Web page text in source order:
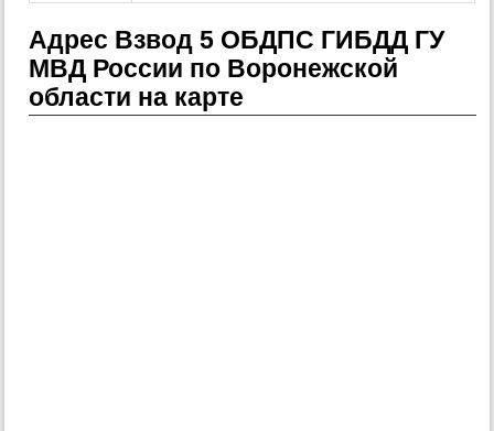
Адрес Взвод 5 ОБДПС ГИБДД ГУ
МВД России по Воронежской
области на карте